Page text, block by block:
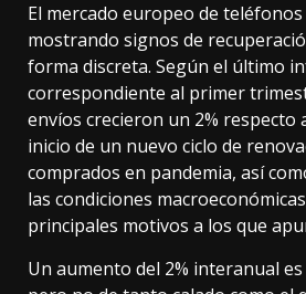
El mercado europeo de
mostrando signos de
forma discreta. Según el último
correspondiente al primer
envíos crecieron un 2% respecto
inicio de un nuevo ciclo de
comprados en pandemia, así
las condiciones
principales motivos a los que
Un aumento del 2% interanual